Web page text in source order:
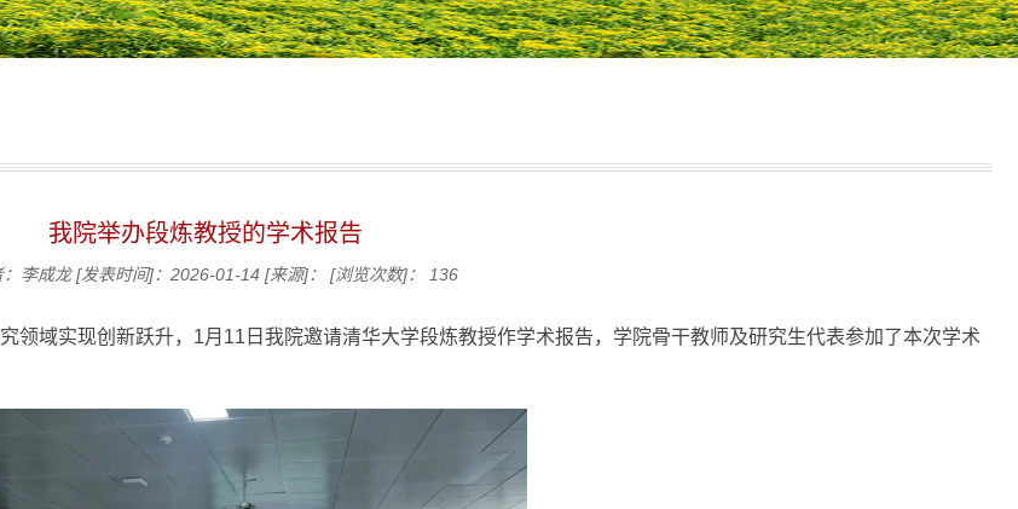
我院举办段炼教授的学术报告
：李成龙 [发表时间]：2026-01-14 [来源]： [浏览次数]： 136
领域实现创新跃升，1月11日我院邀请清华大学段炼教授作学术报告，学院骨干教师及研究生代表参加了本次学术